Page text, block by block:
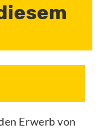
Erwerb von